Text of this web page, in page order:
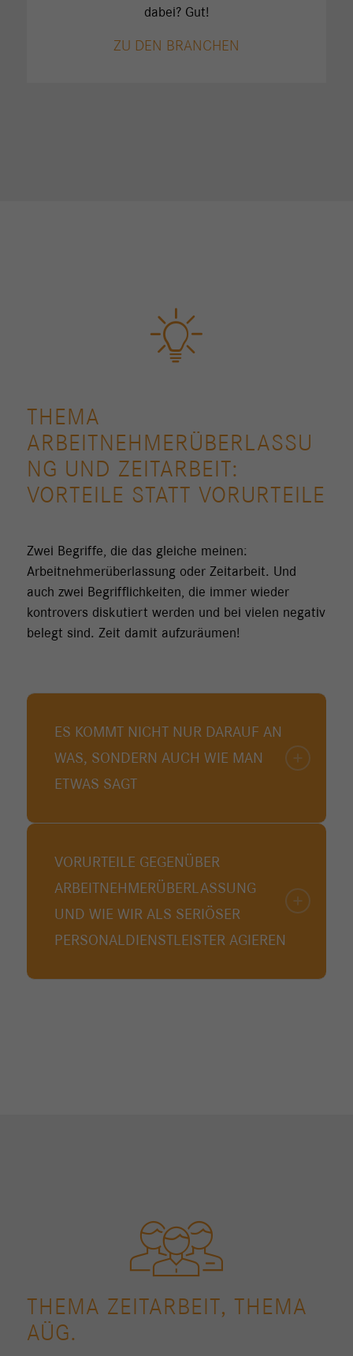
dabei? Gut!
ZU DEN BRANCHEN
THEMA
ARBEITNEHMERÜBERLASSU
NG UND ZEITARBEIT:
VORTEILE STATT VORURTEILE
Zwei Begriffe, die das gleiche meinen:
Arbeitnehmerüberlassung oder Zeitarbeit. Und
auch zwei Begrifflichkeiten, die immer wieder
kontrovers diskutiert werden und bei vielen negativ
belegt sind. Zeit damit aufzuräumen!
ES KOMMT NICHT NUR DARAUF AN
WAS, SONDERN AUCH WIE MAN
ETWAS SAGT
VORURTEILE GEGENÜBER
ARBEITNEHMER­ÜBERLASSUNG
UND WIE WIR ALS SERIÖSER
PERSONALDIENSTLEISTER AGIEREN
THEMA ZEITARBEIT, THEMA
AÜG.